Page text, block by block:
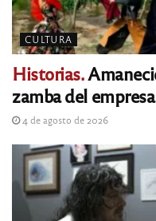
CULTURA
Historias.
zamba del
4 de agosto de 2026